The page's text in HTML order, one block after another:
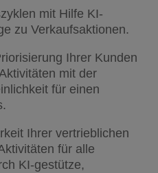
mit Hilfe KI-
zu Verkaufsaktionen.
Ihrer Kunden
mit der
für einen
Ihrer vertrieblichen
für alle
KI-gestütze,